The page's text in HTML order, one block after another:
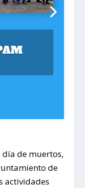
día de muertos,
de
actividades